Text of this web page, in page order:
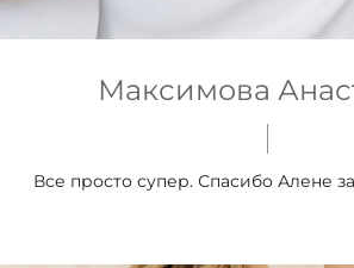
Максимова
Все просто супер. Спасибо Алене